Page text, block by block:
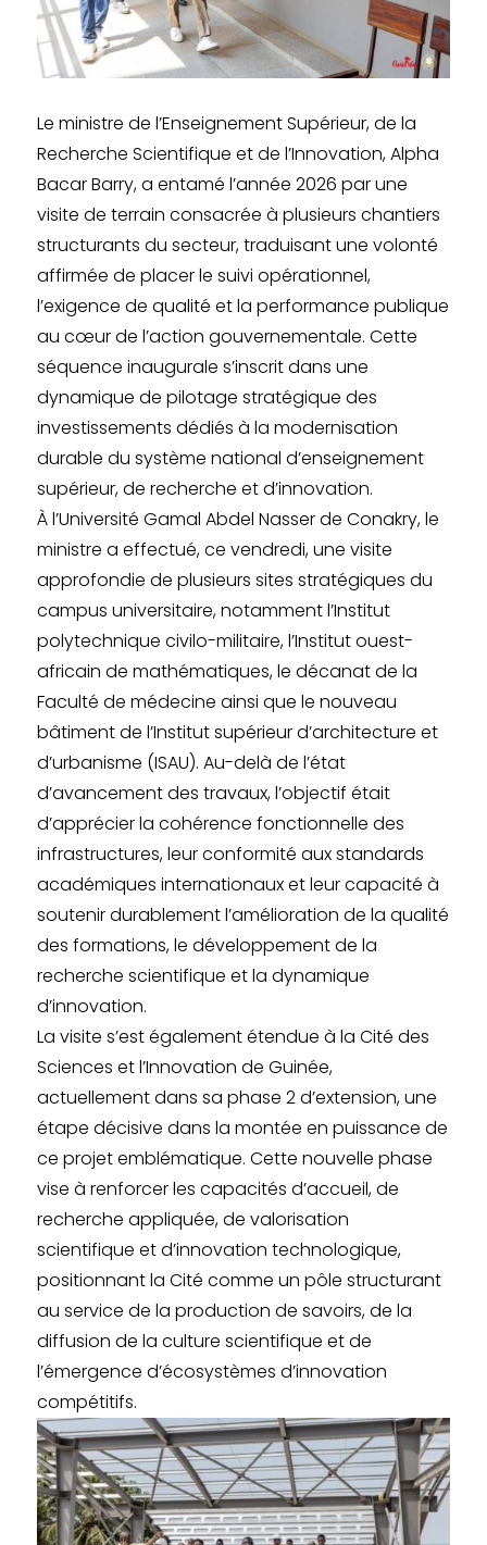
Le ministre de l’Enseignement Supérieur, de la
Recherche Scientifique et de l’Innovation, Alpha
Bacar Barry, a entamé l’année 2026 par une
visite de terrain consacrée à plusieurs chantiers
structurants du secteur, traduisant une volonté
affirmée de placer le suivi opérationnel,
l’exigence de qualité et la performance publique
au cœur de l’action gouvernementale. Cette
séquence inaugurale s’inscrit dans une
dynamique de pilotage stratégique des
investissements dédiés à la modernisation
durable du système national d’enseignement
supérieur, de recherche et d’innovation.
À l’Université Gamal Abdel Nasser de Conakry, le
ministre a effectué, ce vendredi, une visite
approfondie de plusieurs sites stratégiques du
campus universitaire, notamment l’Institut
polytechnique civilo-militaire, l’Institut ouest-
africain de mathématiques, le décanat de la
Faculté de médecine ainsi que le nouveau
bâtiment de l’Institut supérieur d’architecture et
d’urbanisme (ISAU). Au-delà de l’état
d’avancement des travaux, l’objectif était
d’apprécier la cohérence fonctionnelle des
infrastructures, leur conformité aux standards
académiques internationaux et leur capacité à
soutenir durablement l’amélioration de la qualité
des formations, le développement de la
recherche scientifique et la dynamique
d’innovation.
La visite s’est également étendue à la Cité des
Sciences et l’Innovation de Guinée,
actuellement dans sa phase 2 d’extension, une
étape décisive dans la montée en puissance de
ce projet emblématique. Cette nouvelle phase
vise à renforcer les capacités d’accueil, de
recherche appliquée, de valorisation
scientifique et d’innovation technologique,
positionnant la Cité comme un pôle structurant
au service de la production de savoirs, de la
diffusion de la culture scientifique et de
l’émergence d’écosystèmes d’innovation
compétitifs.